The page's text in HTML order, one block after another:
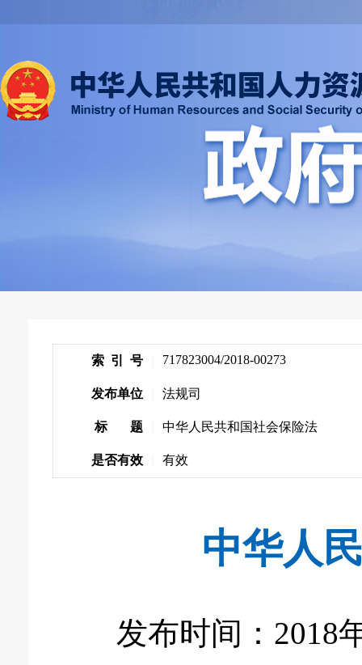
索 引 号 717823004/2018-00273
发布单位 法规司
标 题 中华人民共和国社会保险法
是否有效 有效
中华人
发布时间：2018